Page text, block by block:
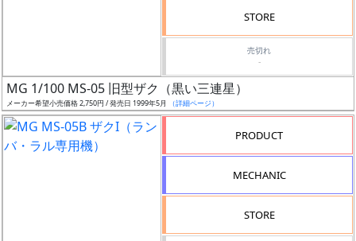
グ
レ
ー
ド
STORE
売切れ
-
MG 1/100 MS-05 旧型ザク（黒い三連星）
メーカー希望小売価格 2,750円 / 発売日 1999年5月 （詳細ページ）
PRODUCT
MECHANIC
STORE